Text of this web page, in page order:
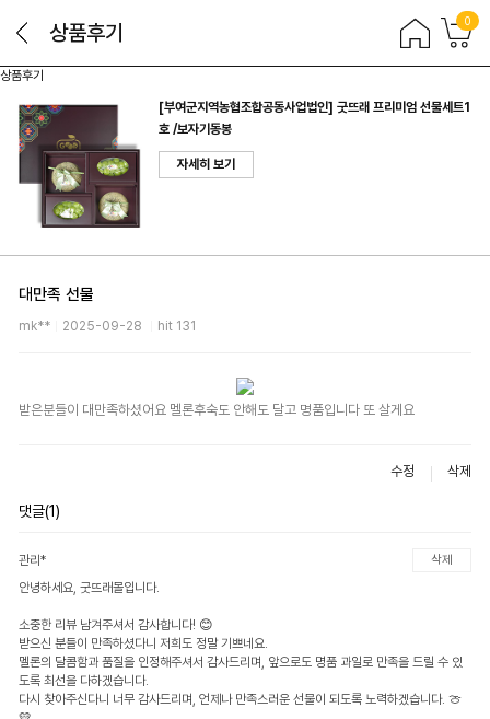
상품후기 0
상품후기
[부여군지역농협조합공동사업법인] 굿뜨래 프리미엄 선물세트1
호 /보자기동봉
자세히 보기
대만족 선물
mk** 2025-09-28 hit 131
받은분들이 대만족하셨어요 멜론후숙도 안해도 달고 명품입니다 또 살게요
수정 삭제
댓글(1)
관리* 삭제
안녕하세요, 굿뜨래몰입니다.
소중한 리뷰 남겨주셔서 감사합니다! 😊
받으신 분들이 만족하셨다니 저희도 정말 기쁘네요.
멜론의 달콤함과 품질을 인정해주셔서 감사드리며, 앞으로도 명품 과일로 만족을 드릴 수 있
도록 최선을 다하겠습니다.
다시 찾아주신다니 너무 감사드리며, 언제나 만족스러운 선물이 되도록 노력하겠습니다. 🍈